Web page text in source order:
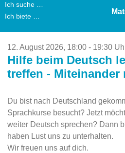
Ich suche …
Ich biete …
12. August 2026, 18:00 - 19:30
Hilfe beim Deutsch
treffen - Miteinander
Du bist nach Deutschland
Sprachkurse besucht? Jetzt
weiter Deutsch sprechen? Dann
haben Lust uns zu unterhalten.
Wir freuen uns auf dich.